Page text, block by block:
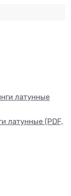
латунные
латунные (PDF,